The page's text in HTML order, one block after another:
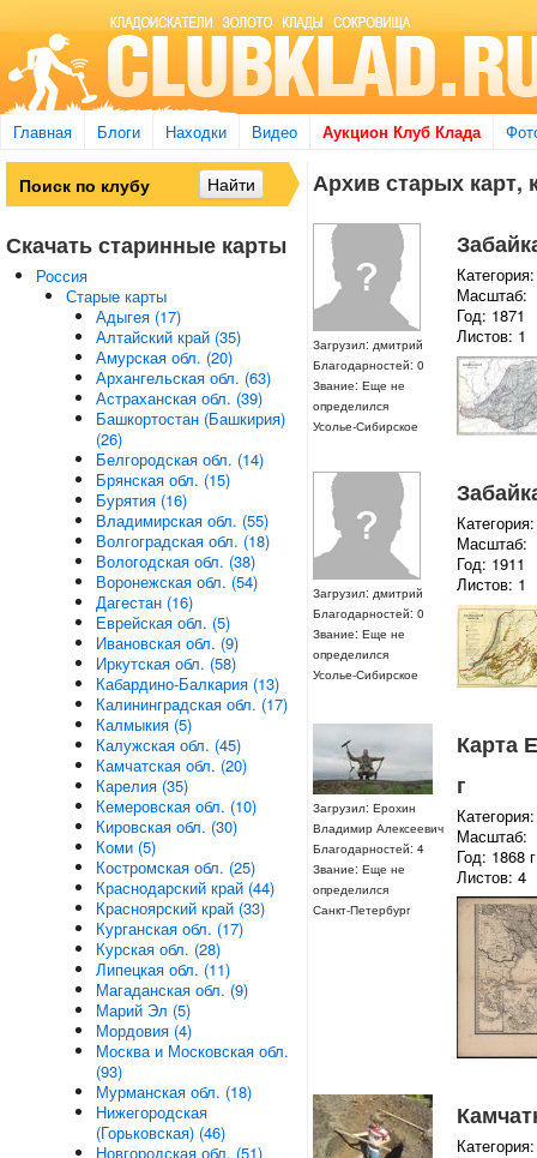
Главная Блоги Находки Видео Аукцион Клуб Клада
Архив старых карт,
Загрузил: дмитрий
Благодарностей: 0
Звание: Еще не
определился
Усолье-Сибирское
Масштаб:
Год: 1871
Листов: 1
Загрузил: дмитрий
Благодарностей: 0
Звание: Еще не
определился
Усолье-Сибирское
Масштаб:
Год: 1911
Листов: 1
Загрузил: Ерохин
Владимир Алексеевич
Благодарностей: 4
Звание: Еще не
определился
Санкт-Петербург
Карта
г
Масштаб:
Год: 1868 г
Листов: 4
Скачать старинные карты
Россия
Старые карты
Адыгея (17)
Алтайский край (35)
Амурская обл. (20)
Архангельская обл. (63)
Астраханская обл. (39)
Башкортостан (Башкирия)
(26)
Белгородская обл. (14)
Брянская обл. (15)
Бурятия (16)
Владимирская обл. (55)
Волгоградская обл. (18)
Вологодская обл. (38)
Воронежская обл. (54)
Дагестан (16)
Еврейская обл. (5)
Ивановская обл. (9)
Иркутская обл. (58)
Кабардино-Балкария (13)
Калининградская обл. (17)
Калмыкия (5)
Калужская обл. (45)
Камчатская обл. (20)
Карелия (35)
Кемеровская обл. (10)
Кировская обл. (30)
Коми (5)
Костромская обл. (25)
Краснодарский край (44)
Красноярский край (33)
Курганская обл. (17)
Курская обл. (28)
Липецкая обл. (11)
Магаданская обл. (9)
Марий Эл (5)
Мордовия (4)
Москва и Московская обл.
(93)
Мурманская обл. (18)
Нижегородская
(Горьковская) (46)
Новгородская обл. (51)